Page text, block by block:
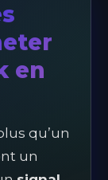
en
qu’un
un